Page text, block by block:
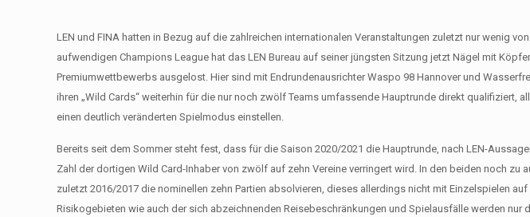
LEN und FINA hatten in Bezug auf die zahlreichen internationalen Veranstaltungen zuletzt nur wenig
aufwendigen Champions League hat das LEN Bureau auf seiner jüngsten Sitzung jetzt Nägel mit
Premiumwettbewerbs ausgelost. Hier sind mit Endrundenausrichter Waspo 98 Hannover und
ihren „Wild Cards“ weiterhin für die nur noch zwölf Teams umfassende Hauptrunde direkt qualifiziert,
einen deutlich veränderten Spielmodus einstellen.
Bereits seit dem Sommer steht fest, dass für die Saison 2020/2021 die Hauptrunde, nach LEN-
Zahl der dortigen Wild Card-Inhaber von zwölf auf zehn Vereine verringert wird. In den beiden noch
zuletzt 2016/2017 die nominellen zehn Partien absolvieren, dieses allerdings nicht mit Einzelspielen
Risikogebieten wie auch der sich abzeichnenden Reisebeschränkungen und Spielausfälle werden nur